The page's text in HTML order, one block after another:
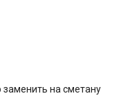
на сметану